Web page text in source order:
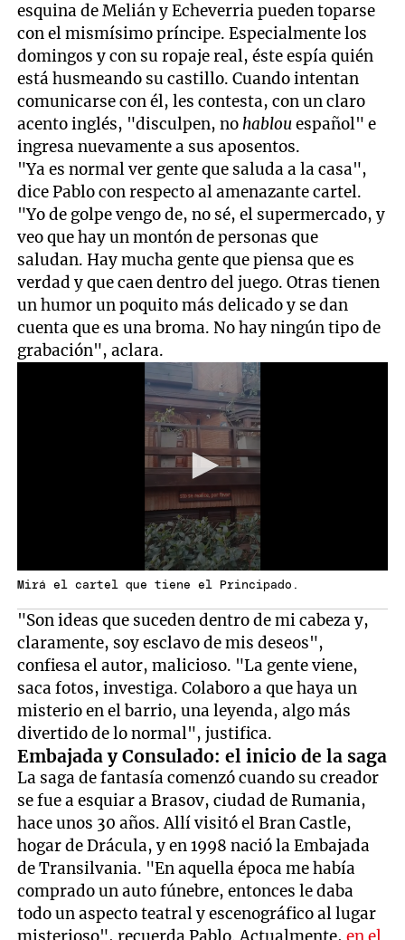
esquina de Melián y Echeverria pueden toparse
con el mismísimo príncipe. Especialmente los
domingos y con su ropaje real, éste espía quién
está husmeando su castillo. Cuando intentan
comunicarse con él, les contesta, con un claro
acento inglés, "disculpen, no hablouespañol" e
ingresa nuevamente a sus aposentos.
"Ya es normal ver gente que saluda a la casa",
dice Pablo con respecto al amenazante cartel.
"Yo de golpe vengo de, no sé, el supermercado, y
veo que hay un montón de personas que
saludan. Hay mucha gente que piensa que es
verdad y que caen dentro del juego. Otras tienen
un humor un poquito más delicado y se dan
cuenta que es una broma. No hay ningún tipo de
grabación", aclara.
Mirá el cartel que tiene el Principado.
"Son ideas que suceden dentro de mi cabeza y,
claramente, soy esclavo de mis deseos",
confiesa el autor, malicioso. "La gente viene,
saca fotos, investiga. Colaboro a que haya un
misterio en el barrio, una leyenda, algo más
divertido de lo normal", justifica.
Embajada y Consulado: el inicio de la saga
La saga de fantasía comenzó cuando su creador
se fue a esquiar a Brasov, ciudad de Rumania,
hace unos 30 años. Allí visitó el Bran Castle,
hogar de Drácula, y en 1998 nació la Embajada
de Transilvania. "En aquella época me había
comprado un auto fúnebre, entonces le daba
todo un aspecto teatral y escenográfico al lugar